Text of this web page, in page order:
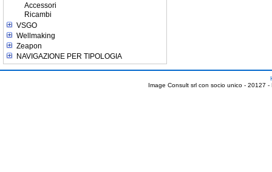
Accessori
Ricambi
VSGO
Wellmaking
Zeapon
NAVIGAZIONE PER TIPOLOGIA
Image Consult srl con socio unico - 20127